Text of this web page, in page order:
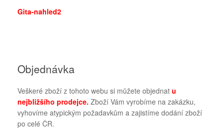
Gita-nahled2
Objednávka
Veškeré zboží z tohoto webu si můžete objednat u
nejbližšího prodejce. Zboží Vám vyrobíme na zakázku,
vyhovíme atypickým požadavkům a zajistíme dodání zboží
po celé ČR.